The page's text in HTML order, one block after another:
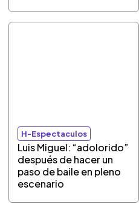
H-Espectaculos
Luis Miguel: “adolorido”
después de hacer un
paso de baile en pleno
escenario